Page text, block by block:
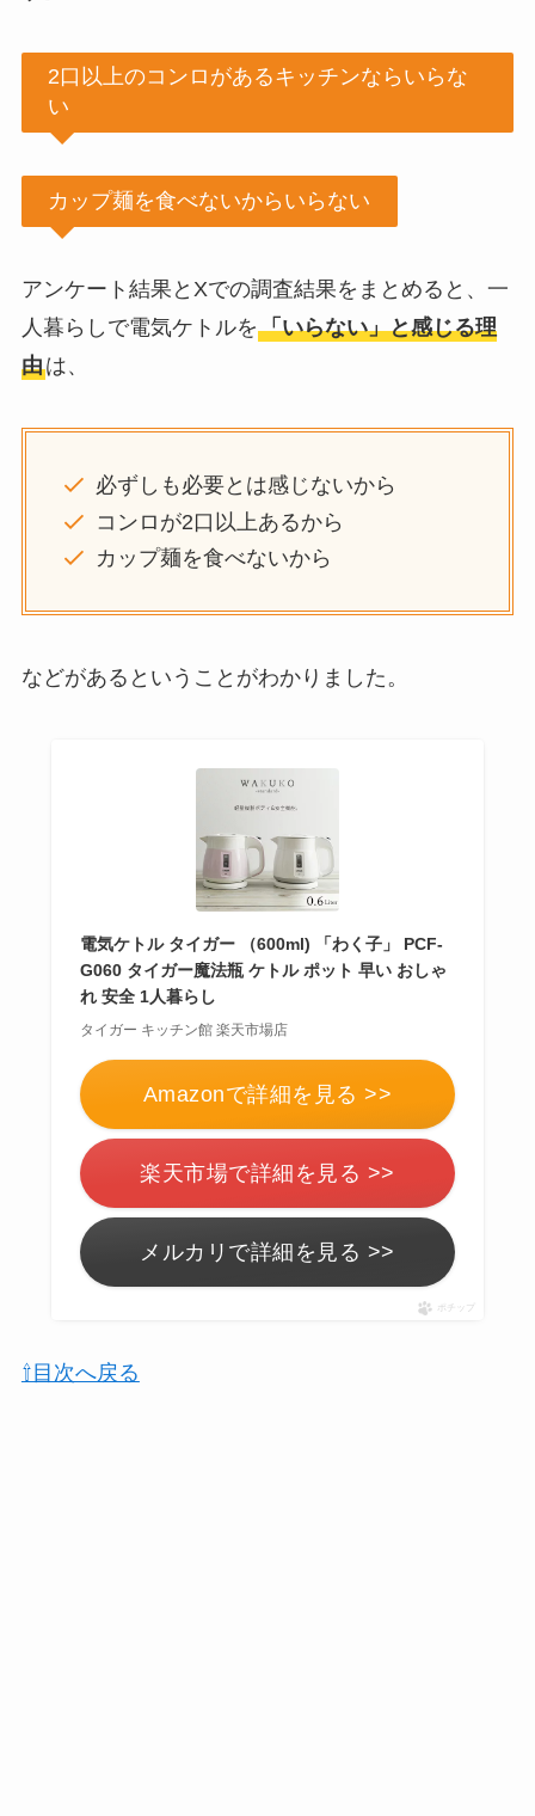
2口以上のコンロがあるキッチンならいらな
い
カップ麺を食べないからいらない
アンケート結果とXでの調査結果をまとめると、一
人暮らしで電気ケトルを「いらない」と感じる理
由は、
必ずしも必要とは感じないから
コンロが2口以上あるから
カップ麺を食べないから
などがあるということがわかりました。
電気ケトル タイガー （600ml) 「わく子」 PCF-
G060 タイガー魔法瓶 ケトル ポット 早い おしゃ
れ 安全 1人暮らし
タイガー キッチン館 楽天市場店
Amazonで詳細を見る >>
楽天市場で詳細を見る >>
メルカリで詳細を見る >>
ポチップ
⇧目次へ戻る